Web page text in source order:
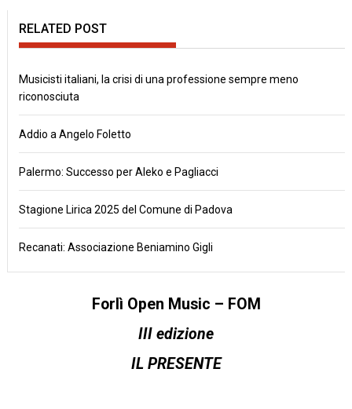
RELATED POST
Musicisti italiani, la crisi di una professione sempre meno
riconosciuta
Addio a Angelo Foletto
Palermo: Successo per Aleko e Pagliacci
Stagione Lirica 2025 del Comune di Padova
Recanati: Associazione Beniamino Gigli
Forlì Open Music – FOM
III edizione
IL PRESENTE